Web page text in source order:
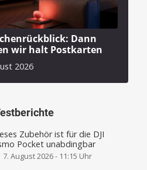
Dann
wir halt Postkarten
2026
Zubehör ist für die DJI
Pocket unabdingbar
7. August 2026 - 11:15 Uhr